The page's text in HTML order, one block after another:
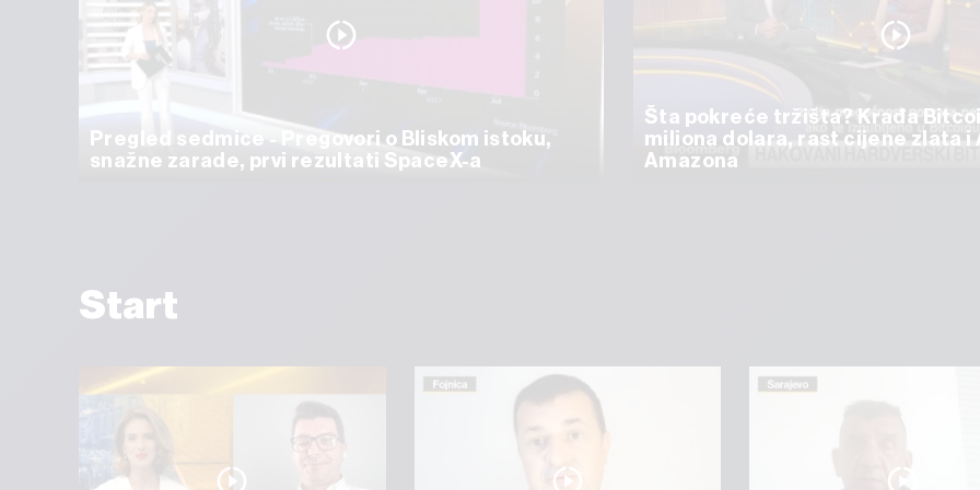
Pregled sedmice - Pregovori o Bliskom istoku,
snažne zarade, prvi rezultati SpaceX-a
Šta pokreće tržišta? Krađa
miliona dolara, rast cijene zlata i
Amazona
Start